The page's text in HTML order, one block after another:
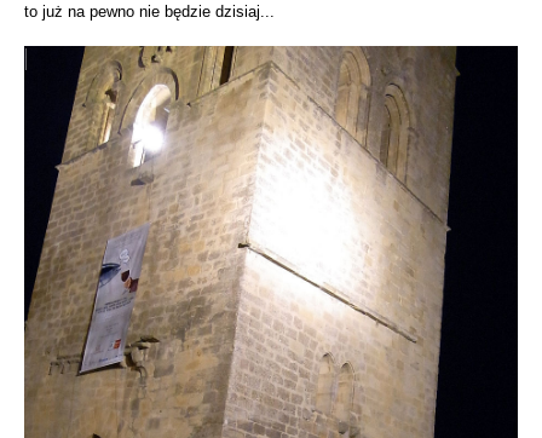
to już na pewno nie będzie dzisiaj...